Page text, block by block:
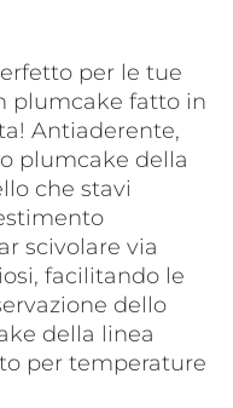
per le tue
plumcake fatto in
Antiaderente,
plumcake della
che stavi
scivolare via
facilitando le
dello
della linea
per temperature